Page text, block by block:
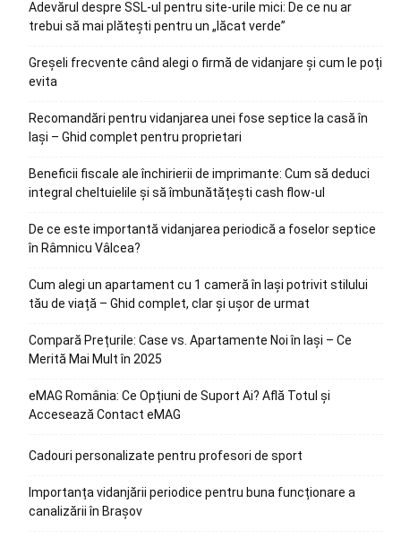
Adevărul despre SSL-ul pentru site-urile mici: De ce nu ar
trebui să mai plătești pentru un „lăcat verde”
Greșeli frecvente când alegi o firmă de vidanjare și cum le poți
evita
Recomandări pentru vidanjarea unei fose septice la casă în
Iași – Ghid complet pentru proprietari
Beneficii fiscale ale închirierii de imprimante: Cum să deduci
integral cheltuielile și să îmbunătățești cash flow-ul
De ce este importantă vidanjarea periodică a foselor septice
în Râmnicu Vâlcea?
Cum alegi un apartament cu 1 cameră în Iași potrivit stilului
tău de viață – Ghid complet, clar și ușor de urmat
Compară Prețurile: Case vs. Apartamente Noi în Iași – Ce
Merită Mai Mult în 2025
eMAG România: Ce Opțiuni de Suport Ai? Află Totul și
Accesează Contact eMAG
Cadouri personalizate pentru profesori de sport
Importanța vidanjării periodice pentru buna funcționare a
canalizării în Brașov